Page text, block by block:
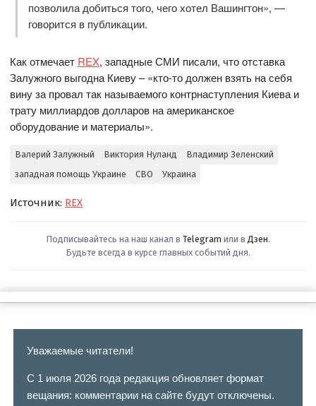
позволила добиться того, чего хотел Вашингтон», —
говорится в публикации.
Как отмечает REX, западные СМИ писали, что отставка
Залужного выгодна Киеву – «кто-то должен взять на себя
вину за провал так называемого контрнаступления Киева и
трату миллиардов долларов на американское
оборудование и материалы».
Валерий Залужный Виктория Нуланд
Владимир Зеленский
западная помощь Украине
СВО Украина
Источник: REX
Подписывайтесь на наш канал в Telegram или в Дзен.
Будьте всегда в курсе главных событий дня.
Уважаемые читатели!
С 1 июля 2026 года редакция обновляет формат
вещания: комментарии на сайте будут отключены.